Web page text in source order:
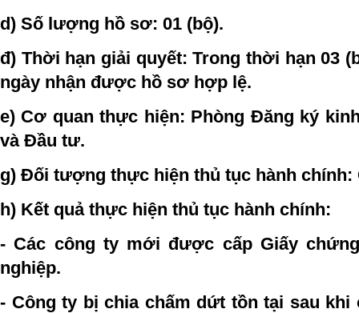
d) Số lượng hồ sơ: 01 (bộ).
đ) Thời hạn giải quyết: Trong thời hạn 03
ngày nhận được hồ sơ hợp lệ.
e) Cơ quan thực hiện: Phòng Đăng ký
và Đầu tư.
g) Đối tượng thực hiện thủ tục hành chính:
h) Kết quả thực hiện thủ tục hành chính:
- Các công ty mới được cấp Giấy
nghiệp.
- Công ty bị chia chấm dứt tồn tại sau